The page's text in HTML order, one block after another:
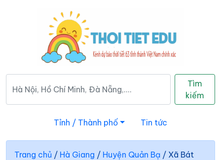
Tìm
kiếm
Tỉnh / Thành phố Tin tức
Trang chủ / Hà Giang / Huyện Quản Bạ / Xã Bát